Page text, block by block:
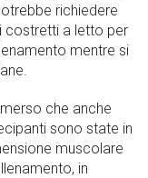
richiedere
costretti a letto per
mentre si
che anche
sono state in
muscolare
in